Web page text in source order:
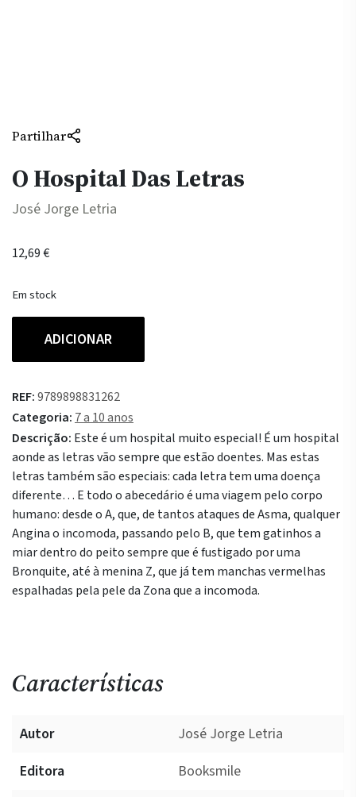
Partilhar
O Hospital Das Letras
José Jorge Letria
12,69€
Em stock
O
Das
Letras
ADICIONAR
REF:9789898831262
Categoria: 7 a 10 anos
Descrição: Este é um hospital muito especial! É um hospital
aonde as letras vão sempre que estão doentes. Mas estas
letras também são especiais: cada letra tem uma doença
diferente… E todo o abecedário é uma viagem pelo corpo
humano: desde o A, que, de tantos ataques de Asma, qualquer
Angina o incomoda, passando pelo B, que tem gatinhos a
miar dentro do peito sempre que é fustigado por uma
Bronquite, até à menina Z, que já tem manchas vermelhas
espalhadas pela pele da Zona que a incomoda.
Características
Autor
José Jorge Letria
Editora
Booksmile